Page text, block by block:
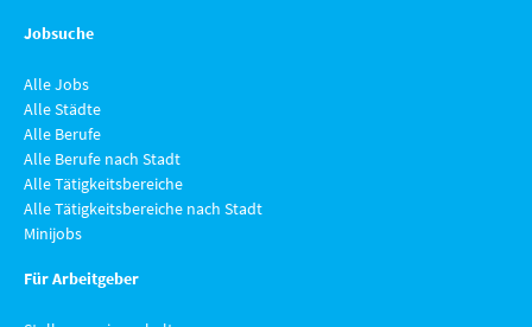
Jobsuche
Alle Jobs
Alle Städte
Alle Berufe
Alle Berufe nach Stadt
Alle Tätigkeitsbereiche
Alle Tätigkeitsbereiche nach Stadt
Minijobs
Für Arbeitgeber